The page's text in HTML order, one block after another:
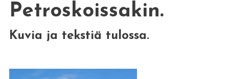
Petroskoissakin.
Kuvia ja tekstiä tulossa.